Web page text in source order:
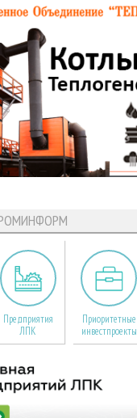
Предприятия
ЛПК
Приоритетные
инвестпроекты